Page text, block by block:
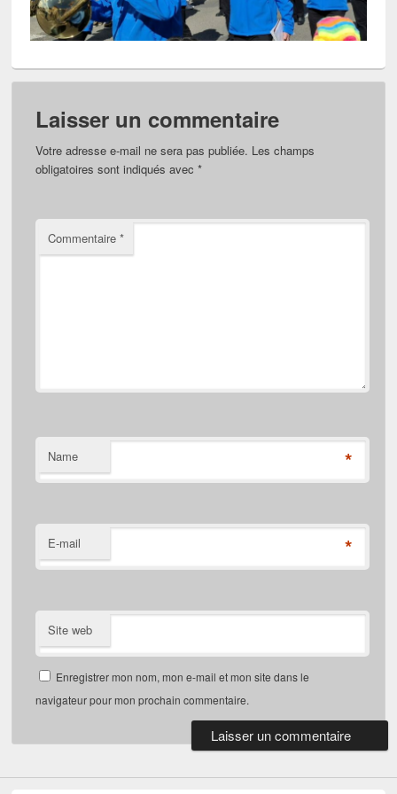
Laisser un commentaire
Votre adresse e-mail ne sera pas publiée. Les champs
obligatoires sont indiqués avec*
Commentaire*
Name *
E-mail *
Site web
Enregistrer mon nom, mon e-mail et mon site dans le
navigateur pour mon prochain commentaire.